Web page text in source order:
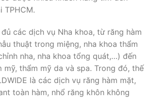
TPHCM.
các dịch vụ Nha khoa, từ răng hàm
thuật trong miệng, nha khoa thẩm
nha, nha khoa tổng quát,…) đến
mỹ, thẩm mỹ da và spa. Trong đó, thế
là các dịch vụ răng hàm mặt,
toàn hàm, nhổ răng khôn không